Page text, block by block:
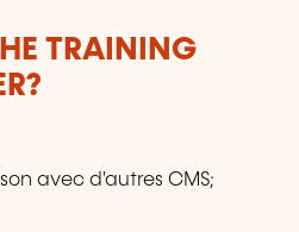
TRAINING
avec d'autres CMS;